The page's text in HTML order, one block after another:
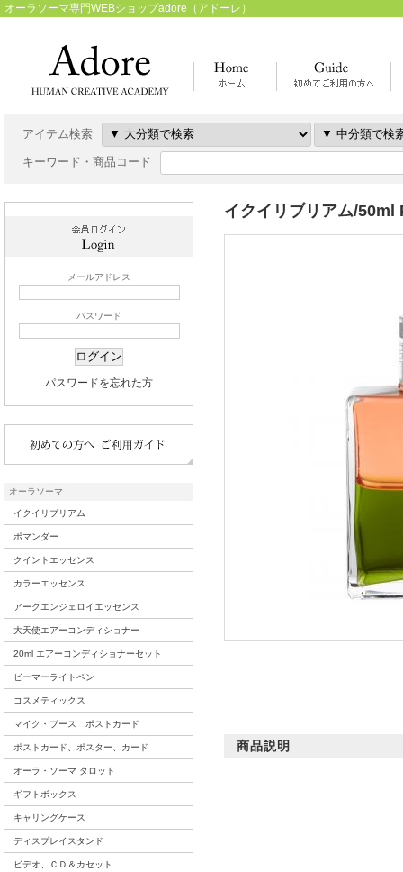
オーラソーマ専門WEBショップadore（アドーレ）
アイテム検索
キーワード・商品コード
メールアドレス
パスワード
パスワードを忘れた方
オーラソーマ
イクイリブリアム
ポマンダー
クイントエッセンス
カラーエッセンス
アークエンジェロイエッセンス
大天使エアーコンディショナー
20ml エアーコンディショナーセット
ビーマーライトペン
コスメティックス
マイク・ブース ポストカード
ポストカード、ポスター、カード
オーラ・ソーマ タロット
ギフトボックス
キャリングケース
ディスプレイスタンド
ビデオ、ＣＤ＆カセット
イクイリブリアム/
商品説明